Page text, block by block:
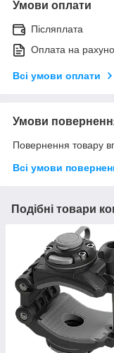
Умови оплати
Післяплата
Оплата на
Всі умови оплати
Умови
Повернення товару
Всі умови
Подібні товари